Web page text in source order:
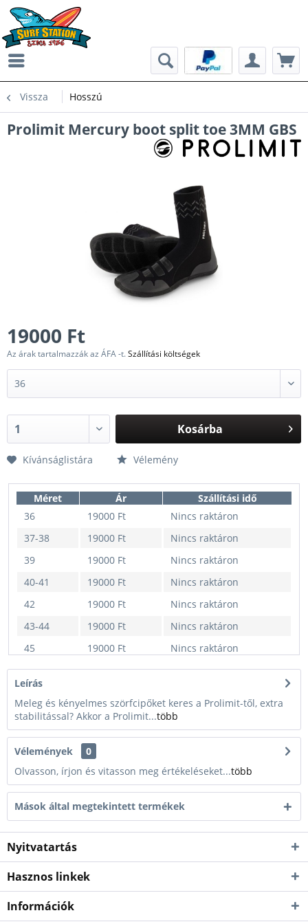
Vissza Hosszú
Prolimit Mercury boot split toe 3MM GBS
19000 Ft
Az árak tartalmazzák az ÁFA -t.Szállítási költségek
Kosárba
Kívánságlistára Vélemény
Méret Ár
Szállítási idő
36
19000 Ft
Nincs raktáron
37-38
19000 Ft
Nincs raktáron
39
19000 Ft
Nincs raktáron
40-41
19000 Ft
Nincs raktáron
42
19000 Ft
Nincs raktáron
43-44
19000 Ft
Nincs raktáron
45
19000 Ft
Nincs raktáron
46-47
19000 Ft
Nincs raktáron
Leírás
Meleg és kényelmes szörfcipőket keres a Prolimit-től, extra
stabilitással? Akkor a Prolimit...több
Vélemények
0
Olvasson, írjon és vitasson meg értékeléseket...több
Mások által megtekintett termékek
Nyitvatartás
Hasznos linkek
Információk